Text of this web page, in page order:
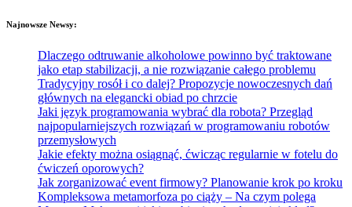
Najnowsze Newsy:
Dlaczego odtruwanie alkoholowe powinno być traktowane
jako etap stabilizacji, a nie rozwiązanie całego problemu
Tradycyjny rosół i co dalej? Propozycje nowoczesnych dań
głównych na elegancki obiad po chrzcie
Jaki język programowania wybrać dla robota? Przegląd
najpopularniejszych rozwiązań w programowaniu robotów
przemysłowych
Jakie efekty można osiągnąć, ćwicząc regularnie w fotelu do
ćwiczeń oporowych?
Jak zorganizować event firmowy? Planowanie krok po kroku
Kompleksowa metamorfoza po ciąży – Na czym polega